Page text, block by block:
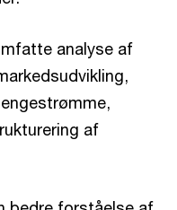
analyse af
af